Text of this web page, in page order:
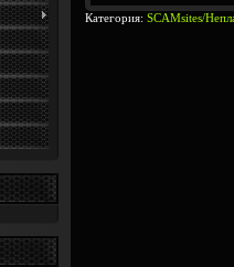
Категория: SCAMsites/